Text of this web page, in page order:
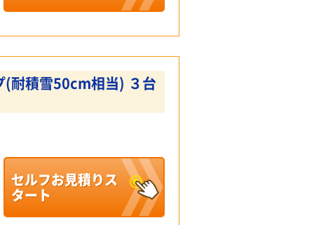
耐積雪50cm相当) ３台
セルフお見積りス
タート